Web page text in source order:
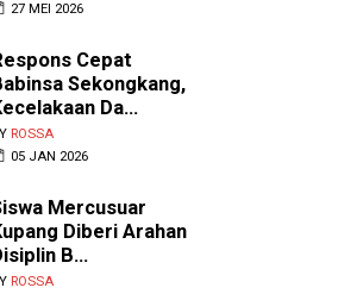
27 MEI 2026
Cepat
Sekongkang,
Da...
ROSSA
05 JAN 2026
Mercusuar
Diberi Arahan
B...
ROSSA